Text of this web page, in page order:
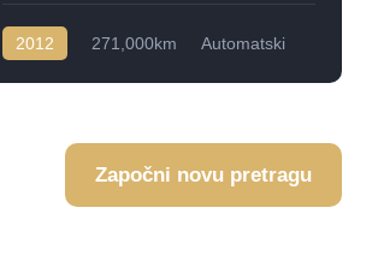
2012 271,000km
Automatski
Započni novu pretragu